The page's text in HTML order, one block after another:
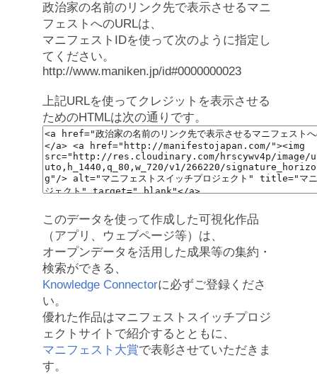
政治家の名前のリンク先で表示させるマニ
フェストへのURLは、
マニフェストIDを使って次のように指定し
てください。
http://www.maniken.jp/id#0000000023
上記URLを使ってクレジットを表示させる
ためのHTMLは次の通りです。
このデータを使って作成した可視化作品
（アプリ、ウェブページ等）は、
オープンデータを活用した成果等の集約・
検索ができる、
Knowledge Connectorに必ずご登録くださ
い。
優れた作品はマニフェストスイッチプロジ
ェクトサイトで紹介するとともに、
マニフェスト大賞で表彰させていただきま
す。